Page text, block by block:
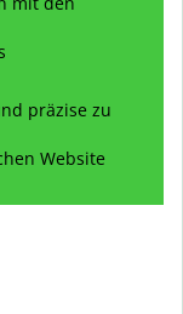
präzise zu
Website